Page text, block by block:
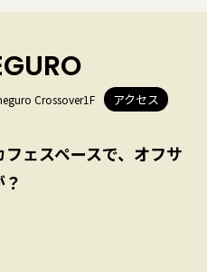
Crossover1F アクセス
ェスペースで、オフサ